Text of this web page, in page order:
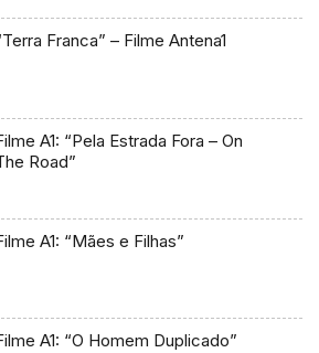
Franca” – Filme Antena1
A1: “Pela Estrada Fora – On
Road”
A1: “Mães e Filhas”
A1: “O Homem Duplicado”